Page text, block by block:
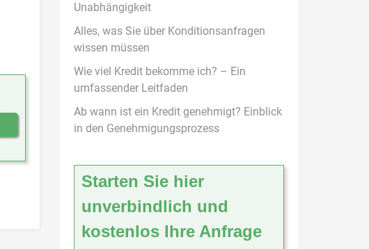
Unabhängigkeit
Alles, was Sie über Konditionsanfragen
wissen müssen
Wie viel Kredit bekomme ich? – Ein
umfassender Leitfaden
Ab wann ist ein Kredit genehmigt? Einblick
in den Genehmigungsprozess
Starten Sie hier
unverbindlich und
kostenlos Ihre Anfrage